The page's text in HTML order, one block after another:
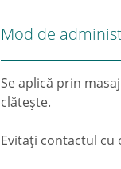
Mod de
Se aplică prin
clăteşte.
Evitaţi contactul cu